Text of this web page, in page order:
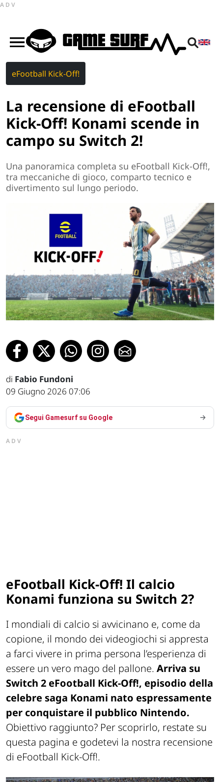
ADV
eFootball Kick-Off!
La recensione di eFootball
Kick-Off! Konami scende in
campo su Switch 2!
Una panoramica completa su eFootball Kick-Off!,
tra meccaniche di gioco, comparto tecnico e
divertimento sul lungo periodo.
di Fabio Fundoni
09 Giugno 2026 07:06
Segui Gamesurf su Google
ADV
eFootball Kick-Off! Il calcio
Konami funziona su Switch 2?
I mondiali di calcio si avvicinano e, come da
copione, il mondo dei videogiochi si appresta
a farci vivere in prima persona l’esperienza di
essere un vero mago del pallone. Arriva su
Switch 2 eFootball Kick-Off!, episodio della
celebre saga Konami nato espressamente
per conquistare il pubblico Nintendo.
Obiettivo raggiunto? Per scoprirlo, restate su
questa pagina e godetevi la nostra recensione
di eFootball Kick-Off!.